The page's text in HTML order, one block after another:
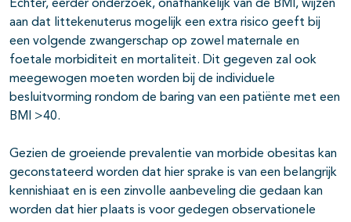
Echter, eerder onderzoek, onafhankelijk van de BMI, wijzen
aan dat littekenuterus mogelijk een extra risico geeft bij
een volgende zwangerschap op zowel maternale en
foetale morbiditeit en mortaliteit. Dit gegeven zal ook
meegewogen moeten worden bij de individuele
besluitvorming rondom de baring van een patiënte met een
BMI >40.
Gezien de groeiende prevalentie van morbide obesitas kan
geconstateerd worden dat hier sprake is van een belangrijk
kennishiaat en is een zinvolle aanbeveling die gedaan kan
worden dat hier plaats is voor gedegen observationele